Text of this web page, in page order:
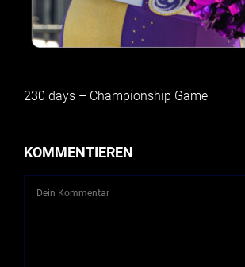
230 days – Championship Game
KOMMENTIEREN